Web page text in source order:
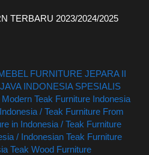
TERBARU 2023/2024/2025
FURNITURE JEPARA II
INDONESIA SPESIALIS
Teak Furniture Indonesia
/ Teak Furniture From
in Indonesia / Teak Furniture
/ Indonesian Teak Furniture
Teak Wood Furniture